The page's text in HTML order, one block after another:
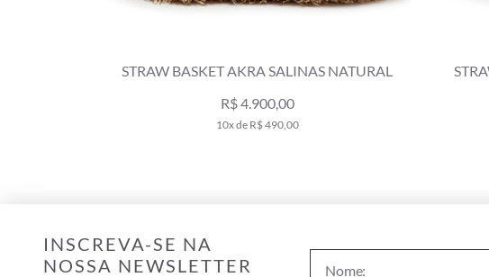
STRAW BASKET AKRA SALINAS NATURAL
R$ 4.900,00
10x de R$ 490,00
INSCREVA-SE NA
NOSSA NEWSLETTER